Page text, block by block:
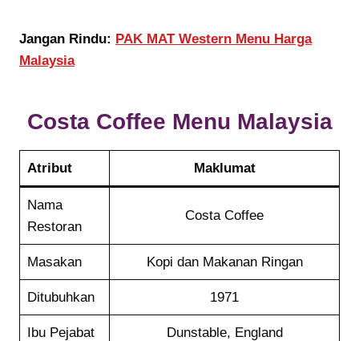
Jangan Rindu: PAK MAT Western Menu Harga
Malaysia
Costa Coffee Menu Malaysia
Atribut Maklumat
Nama
Restoran
Costa Coffee
Masakan Kopi dan Makanan Ringan
Ditubuhkan 1971
Ibu Pejabat Dunstable, England